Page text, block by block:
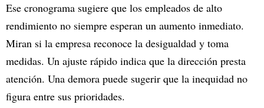
Ese cronograma sugiere que los empleados de alto
rendimiento no siempre esperan un aumento inmediato.
Miran si la empresa reconoce la desigualdad y toma
medidas. Un ajuste rápido indica que la dirección presta
atención. Una demora puede sugerir que la inequidad no
figura entre sus prioridades.